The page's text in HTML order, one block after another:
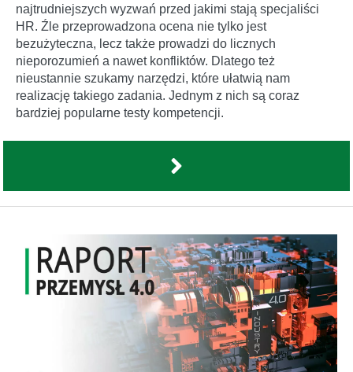
najtrudniejszych wyzwań przed jakimi stają specjaliści
HR. Źle przeprowadzona ocena nie tylko jest
bezużyteczna, lecz także prowadzi do licznych
nieporozumień a nawet konfliktów. Dlatego też
nieustannie szukamy narzędzi, które ułatwią nam
realizację takiego zadania. Jednym z nich są coraz
bardziej popularne testy kompetencji.